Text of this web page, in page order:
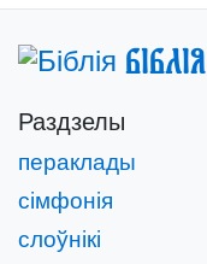
Біблія
Раздзелы
пераклады
сімфонія
слоўнікі